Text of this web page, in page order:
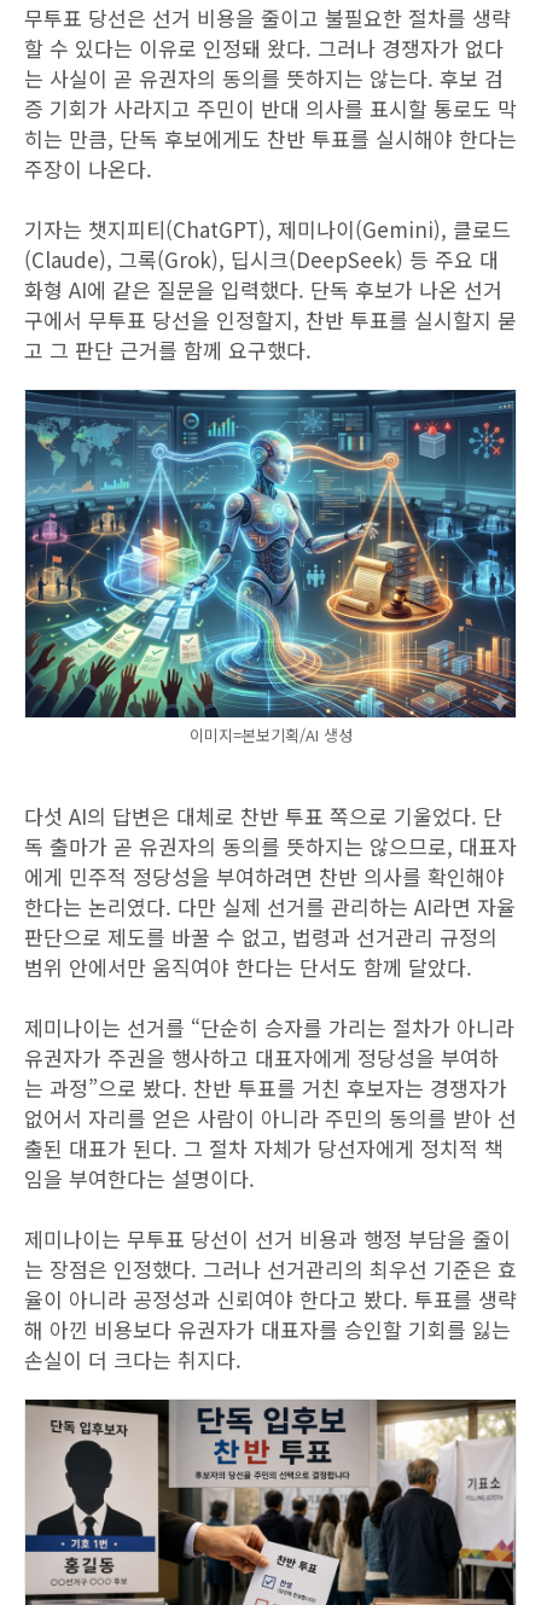
무투표 당선은 선거 비용을 줄이고 불필요한 절차를 생략
할 수 있다는 이유로 인정돼 왔다. 그러나 경쟁자가 없다
는 사실이 곧 유권자의 동의를 뜻하지는 않는다. 후보 검
증 기회가 사라지고 주민이 반대 의사를 표시할 통로도 막
히는 만큼, 단독 후보에게도 찬반 투표를 실시해야 한다는
주장이 나온다.
기자는 챗지피티(ChatGPT), 제미나이(Gemini), 클로드
(Claude), 그록(Grok), 딥시크(DeepSeek) 등 주요 대
화형 AI에 같은 질문을 입력했다. 단독 후보가 나온 선거
구에서 무투표 당선을 인정할지, 찬반 투표를 실시할지 묻
고 그 판단 근거를 함께 요구했다.
이미지=본보기획/AI 생성
다섯 AI의 답변은 대체로 찬반 투표 쪽으로 기울었다. 단
독 출마가 곧 유권자의 동의를 뜻하지는 않으므로, 대표자
에게 민주적 정당성을 부여하려면 찬반 의사를 확인해야
한다는 논리였다. 다만 실제 선거를 관리하는 AI라면 자율
판단으로 제도를 바꿀 수 없고, 법령과 선거관리 규정의
범위 안에서만 움직여야 한다는 단서도 함께 달았다.
제미나이는 선거를 “단순히 승자를 가리는 절차가 아니라
유권자가 주권을 행사하고 대표자에게 정당성을 부여하
는 과정”으로 봤다. 찬반 투표를 거친 후보자는 경쟁자가
없어서 자리를 얻은 사람이 아니라 주민의 동의를 받아 선
출된 대표가 된다. 그 절차 자체가 당선자에게 정치적 책
임을 부여한다는 설명이다.
제미나이는 무투표 당선이 선거 비용과 행정 부담을 줄이
는 장점은 인정했다. 그러나 선거관리의 최우선 기준은 효
율이 아니라 공정성과 신뢰여야 한다고 봤다. 투표를 생략
해 아낀 비용보다 유권자가 대표자를 승인할 기회를 잃는
손실이 더 크다는 취지다.